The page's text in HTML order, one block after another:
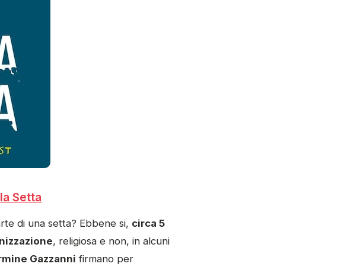
Setta
di una setta? Ebbene si, circa 5
, religiosa e non, in alcuni
Gazzanni firmano per